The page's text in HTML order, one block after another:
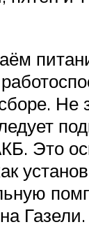
Не
Это
Газели.